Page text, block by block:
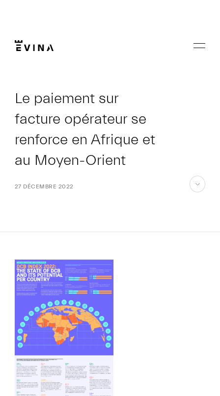
Menu
EN
Le paiement sur
facture opérateur se
renforce en Afrique et
au Moyen-Orient
27 DÉCEMBRE 2022